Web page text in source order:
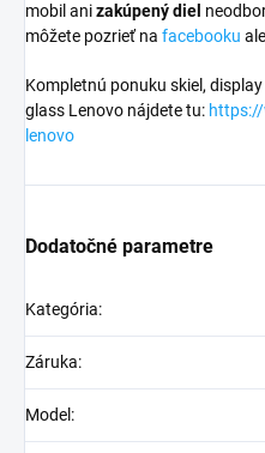
mobil anizakúpený diel
môžete pozrieť na facebooku
Kompletnú ponuku skiel,
glass Lenovo nájdete tu:
lenovo
Dodatočné parametre
Kategória:
Záruka:
Model :